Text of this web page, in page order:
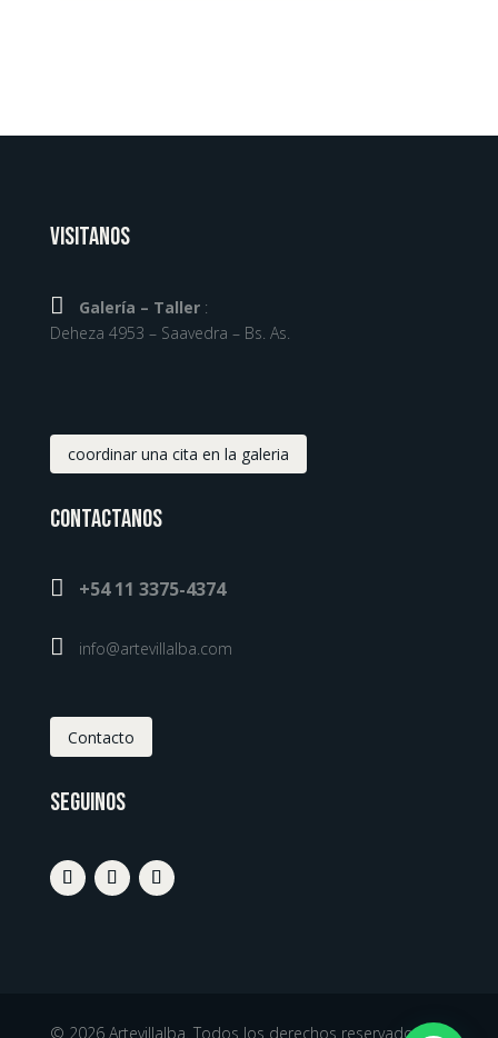
Visitanos
 Galería – Taller:
Deheza 4953 – Saavedra – Bs. As.
coordinar una cita en la galeria
Contactanos
 +54 11 3375-4374
 info@artevillalba.com
Contacto
Seguinos
© 2026 Artevillalba. Todos los derechos reservados.